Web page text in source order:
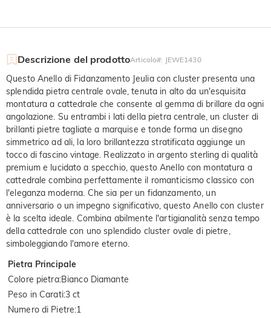
Descrizione del prodottoArticolo#: JEWE1430
Questo Anello di Fidanzamento Jeulia con cluster presenta una
splendida pietra centrale ovale, tenuta in alto da un'esquisita
montatura a cattedrale che consente al gemma di brillare da ogni
angolazione. Su entrambi i lati della pietra centrale, un cluster di
brillanti pietre tagliate a marquise e tonde forma un disegno
simmetrico ad ali, la loro brillantezza stratificata aggiunge un
tocco di fascino vintage. Realizzato in argento sterling di qualità
premium e lucidato a specchio, questo Anello con montatura a
cattedrale combina perfettamente il romanticismo classico con
l'eleganza moderna. Che sia per un fidanzamento, un
anniversario o un impegno significativo, questo Anello con cluster
è la scelta ideale. Combina abilmente l'artigianalità senza tempo
della cattedrale con uno splendido cluster ovale di pietre,
simboleggiando l'amore eterno.
Pietra Principale
Colore pietra:Bianco Diamante
Peso in Carati:3 ct
Numero di Pietre:1